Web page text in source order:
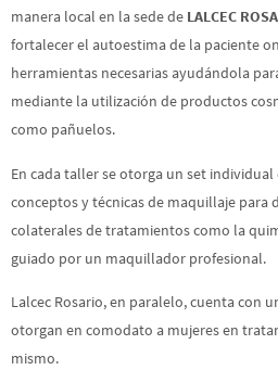
manera local en la sede de LALCEC
fortalecer el autoestima de la paciente
herramientas necesarias ayudándola
mediante la utilización de productos
como pañuelos.
En cada taller se otorga un set
conceptos y técnicas de maquillaje para
colaterales de tratamientos como la
guiado por un maquillador profesional.
Lalcec Rosario, en paralelo, cuenta con
otorgan en comodato a mujeres en
mismo.